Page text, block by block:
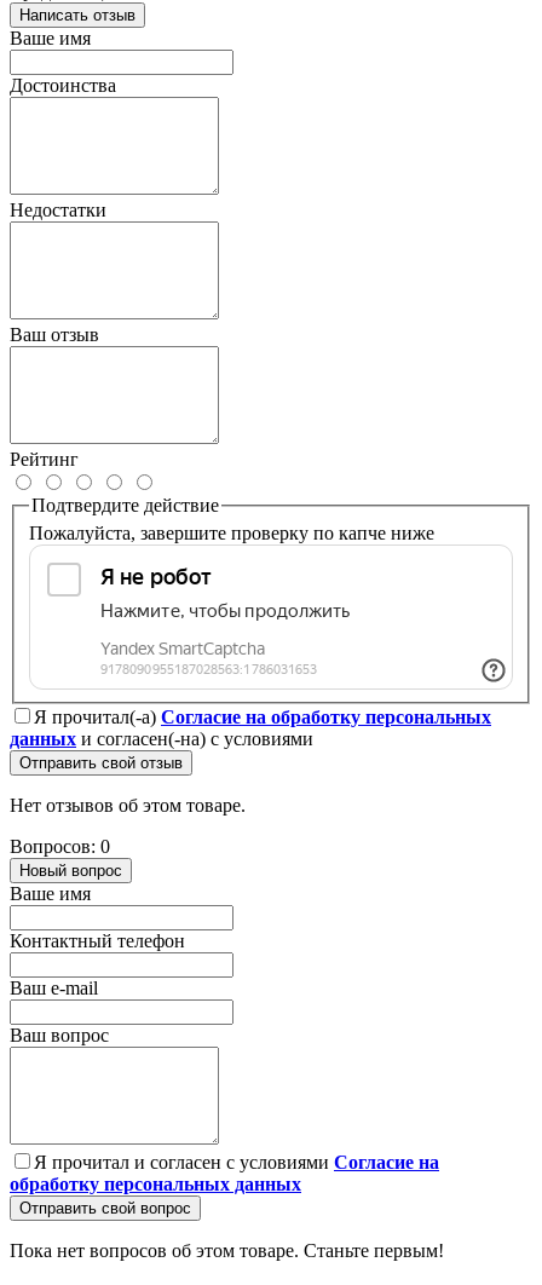
Написать отзыв
Ваше имя
Достоинства
Недостатки
Ваш отзыв
Рейтинг
Подтвердите действие
Пожалуйста, завершите проверку по капче ниже
Я прочитал(-а) Согласие на обработку персональных
данных и согласен(-на) с условиями
Отправить свой отзыв
Нет отзывов об этом товаре.
Вопросов: 0
Новый вопрос
Ваше имя
Контактный телефон
Ваш e-mail
Ваш вопрос
Я прочитал и согласен с условиями Согласие на
обработку персональных данных
Отправить свой вопрос
Пока нет вопросов об этом товаре. Станьте первым!